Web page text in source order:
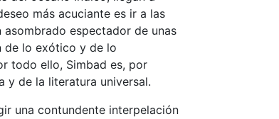
más acuciante es ir a las
espectador de unas
de lo exótico y de lo
todo ello, Simbad es, por
y de la literatura universal.
una contundente interpelación